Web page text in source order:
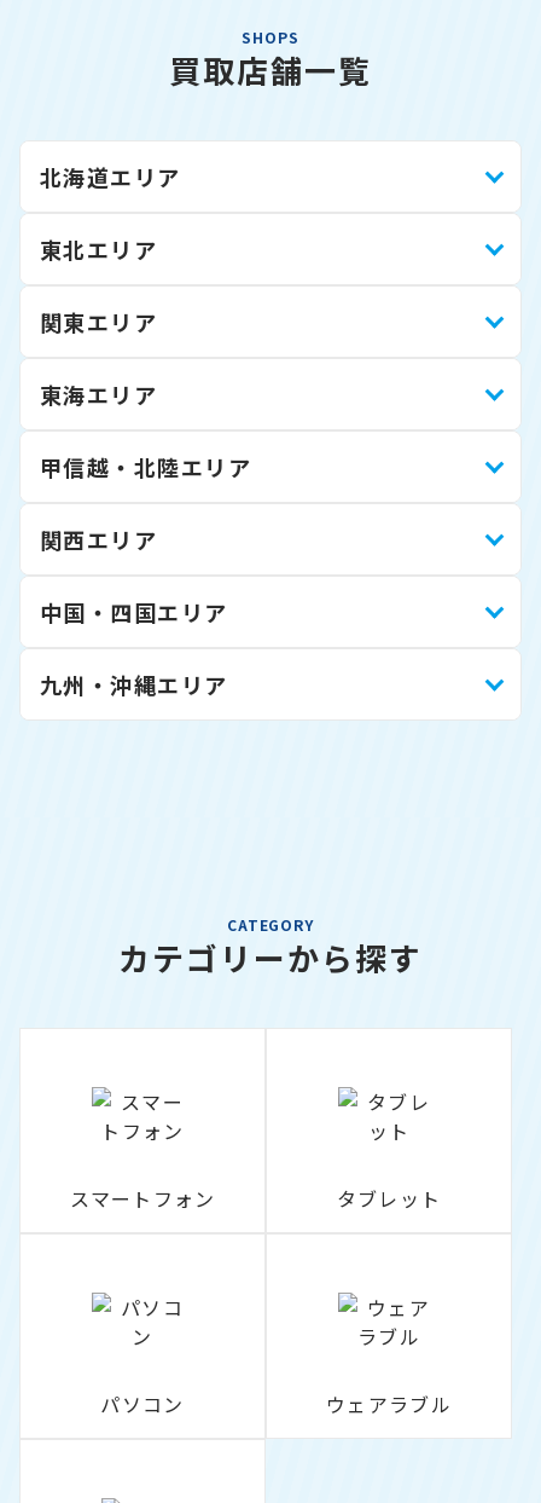
SHOPS
買取店舗一覧
北海道エリア
東北エリア
関東エリア
東海エリア
甲信越・北陸エリア
関西エリア
中国・四国エリア
九州・沖縄エリア
CATEGORY
カテゴリーから探す
スマートフォン タブレット
パソコン ウェアラブル